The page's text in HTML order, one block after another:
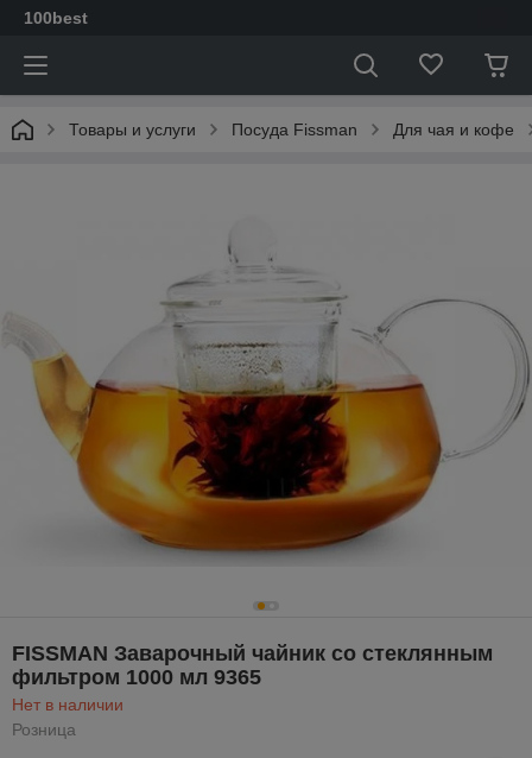
100best
Товары и услуги Посуда Fissman Для чая и кофе
FISSMAN Заварочный чайник со стеклянным
фильтром 1000 мл 9365
Нет в наличии
Розница